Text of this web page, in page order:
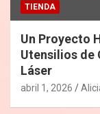
TIENDA
Un Proyecto
Utensilios de
Láser
abril 1, 2026